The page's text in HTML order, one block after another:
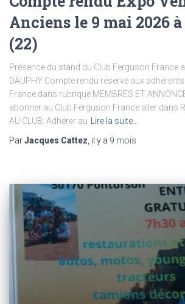
Anciens le 9 mai 2026
(22)
Présence du stand du Club Ferguson France
DAUPHY Compte rendu réservé aux
France dans rubrique MEMBRES ET
abonner au Club Ferguson France aller dans
AU CLUB: Adhérer au
Lire la suite…
ParJacques Cattez , il y a 9 mois